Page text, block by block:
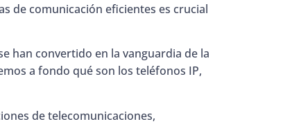
de comunicación eficientes es crucial
han convertido en la vanguardia de la
a fondo qué son los teléfonos IP,
de telecomunicaciones,